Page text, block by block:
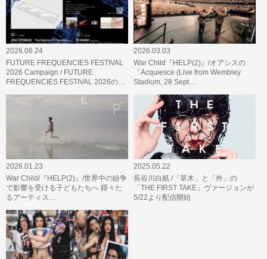
2026.06.24
FUTURE FREQUENCIES FESTIVAL
2026 Campaign / FUTURE
FREQUENCIES FESTIVAL 2026の…
2026.03.03
War Child『HELP(2)』/オアシスの
「Acquiesce (Live from Wembley
Stadium, 28 Sept…
2026.01.23
War Child/『HELP(2)』/世界中の紛争
で影響を受ける子どもたちへ 錚々た
るアーティス…
2025.05.22
長谷川白紙 /「草木」と「外」の
「THE FIRST TAKE」ヴァージョンが
5/22より配信開始